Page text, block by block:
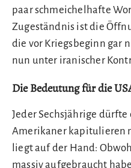
paar schmeichelhafte
Zugeständnis ist die
die vor Kriegsbeginn gar
nun unter iranischer
Die Bedeutung für die
Jeder Sechsjährige dürfte
Amerikaner kapitulieren
liegt auf der Hand:
massiv aufgebraucht